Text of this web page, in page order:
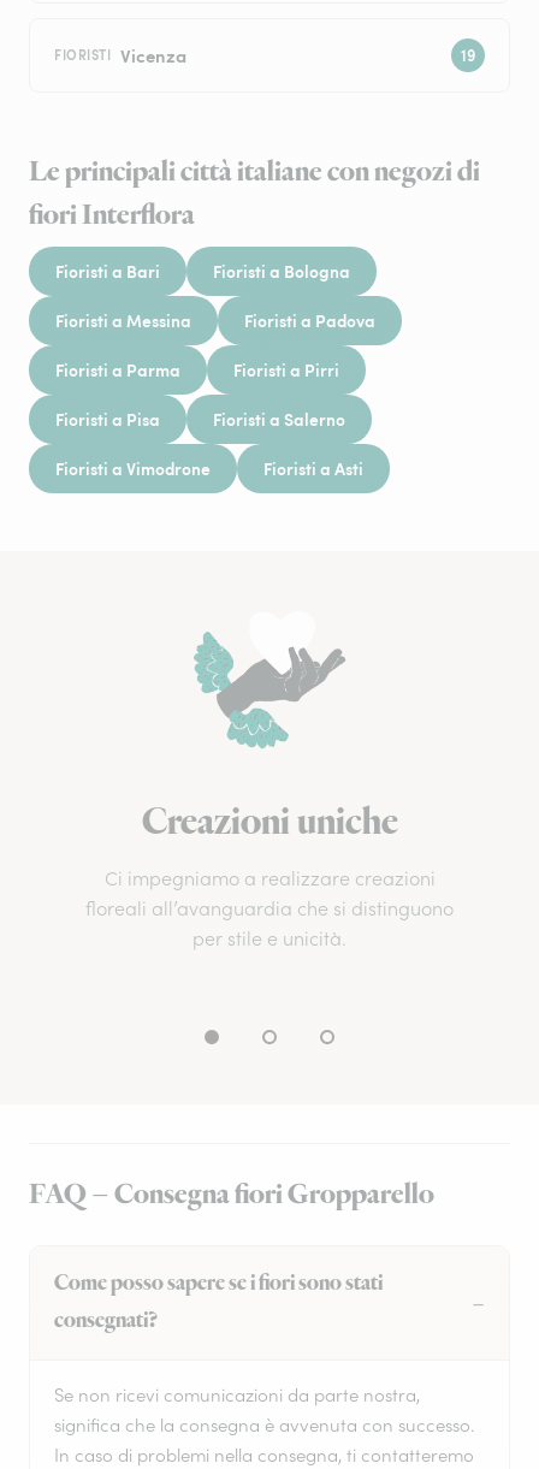
FIORISTI Vicenza
Le principali città italiane con negozi di
fiori Interflora
Fioristi a Bari Fioristi a Bologna
Fioristi a Messina Fioristi a Padova
Fioristi a Parma Fioristi a Pirri
Fioristi a Pisa Fioristi a Salerno
Fioristi a Vimodrone Fioristi a Asti
Creazioni uniche
Ci impegniamo a realizzare creazioni
floreali all’avanguardia che si distinguono
per stile e unicità.
FAQ – Consegna fiori Gropparello
Come posso sapere se i fiori sono stati
consegnati?
Se non ricevi comunicazioni da parte nostra,
significa che la consegna è avvenuta con successo.
In caso di problemi nella consegna, ti contatteremo